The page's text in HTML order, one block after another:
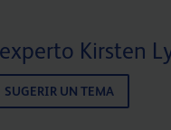
Kirsten
SUGERIR UN TEMA